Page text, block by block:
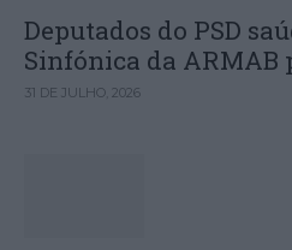
Deputados do PSD
Sinfónica da ARMAB
31 DE JULHO, 2026